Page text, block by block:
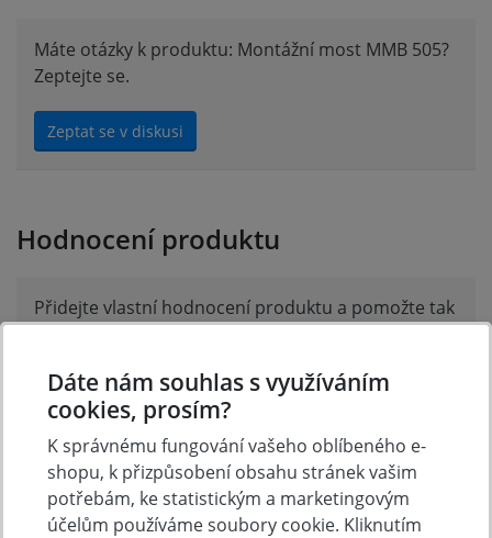
Máte otázky k produktu: Montážní most MMB 505?
Zeptejte se.
Zeptat se v diskusi
Hodnocení produktu
Přidejte vlastní hodnocení produktu a pomožte tak
Přidat vlastní hodnocení
Dáte nám souhlas s využíváním
cookies, prosím?
K správnému fungování vašeho oblíbeného e-
shopu, k přizpůsobení obsahu stránek vašim
potřebám, ke statistickým a marketingovým
účelům používáme soubory cookie. Kliknutím